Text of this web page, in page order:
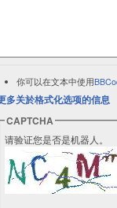
你可以在文本中使用
多关於格式化选项的信息
CAPTCHA
请验证您是否是机器人。